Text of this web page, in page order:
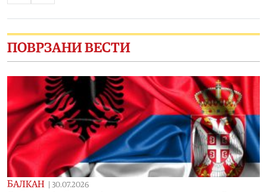
ПОВРЗАНИ ВЕСТИ
БАЛКАН 30.07.2026